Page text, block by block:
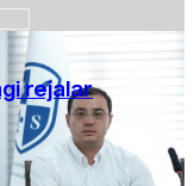
rejalar